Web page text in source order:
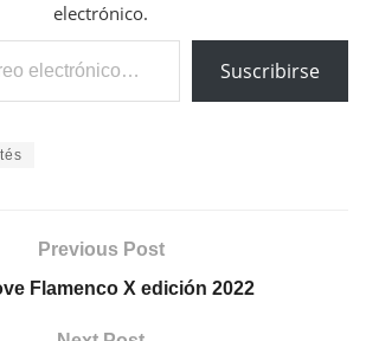
electrónico.
Suscribirse
Previous Post
Flamenco X edición 2022